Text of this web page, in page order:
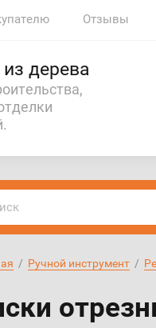
Отзывы
дерева
  /
Ручной инструмент
  /